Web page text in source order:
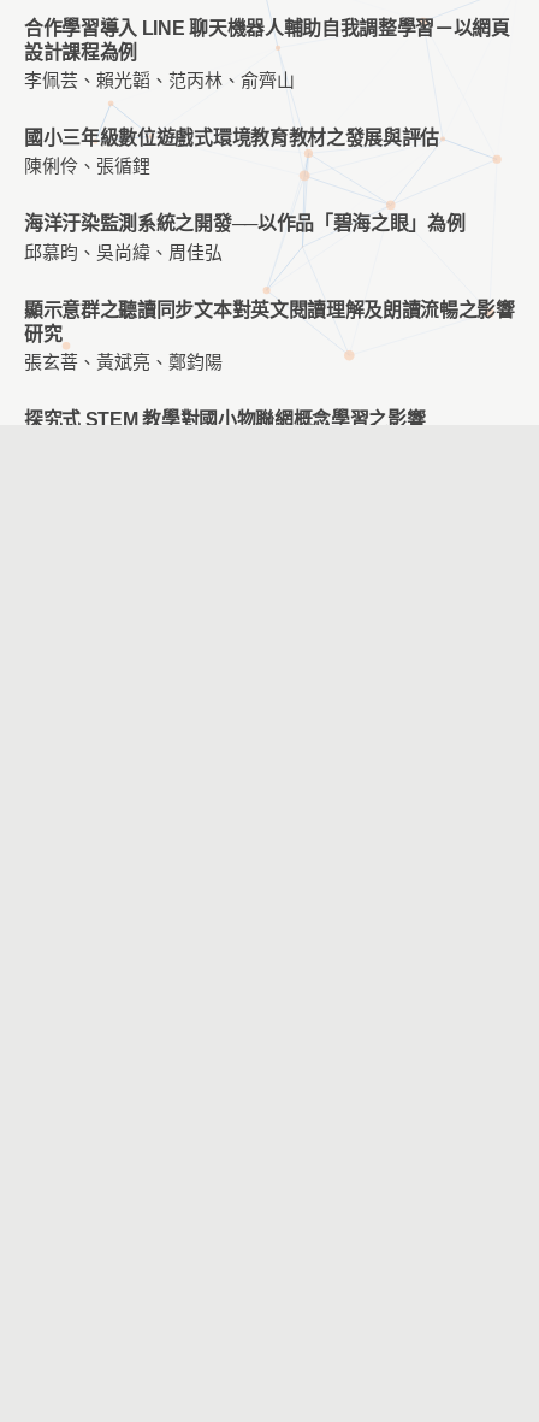
合作學習導入 LINE 聊天機器人輔助自我調整學習－以網頁
設計課程為例
李佩芸、賴光韜、范丙林、俞齊山
國小三年級數位遊戲式環境教育教材之發展與評估
陳俐伶、張循鋰
海洋汙染監測系統之開發──以作品「碧海之眼」為例
邱慕昀、吳尚緯、周佳弘
顯示意群之聽讀同步文本對英文閱讀理解及朗讀流暢之影響
研究
張玄菩、黃斌亮、鄭鈞陽
探究式 STEM 教學對國小物聯網概念學習之影響